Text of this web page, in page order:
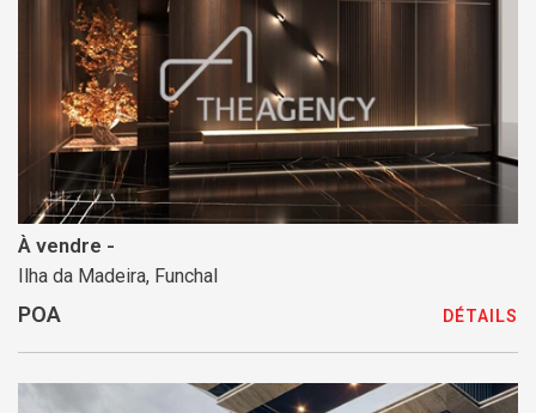
À vendre -
Ilha da Madeira, Funchal
POA DÉTAILS